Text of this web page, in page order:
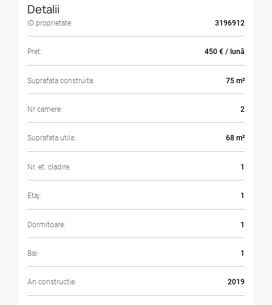
Detalii
ID proprietate: 3196912
Pret: 450 € / lună
Suprafata construita: 75 m²
Nr camere: 2
Suprafata utila: 68 m²
Nr. et. cladire: 1
Etaj: 1
Dormitoare: 1
Bai: 1
An constructie: 2019